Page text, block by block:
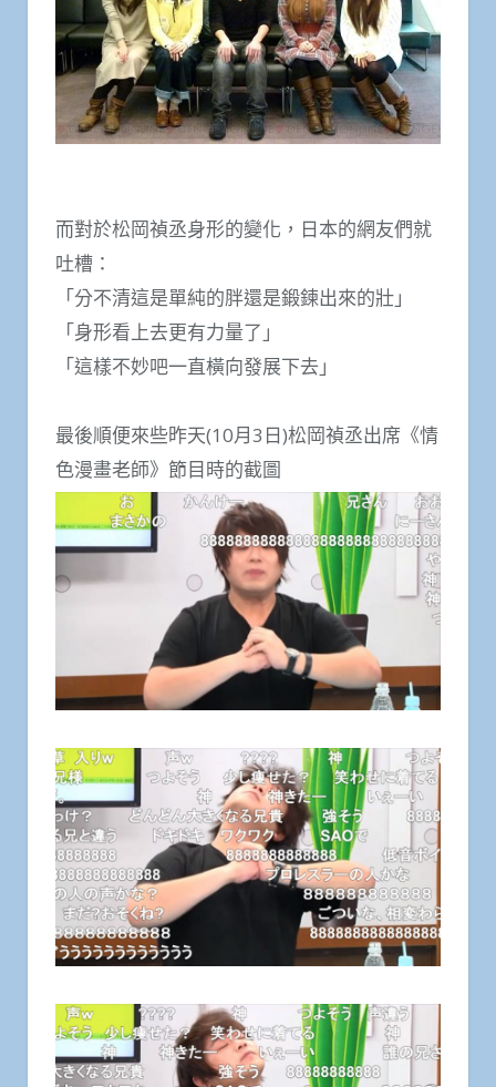
而對於松岡禎丞身形的變化，日本的網友們就
吐槽：
「分不清這是單純的胖還是鍛鍊出來的壯」
「身形看上去更有力量了」
「這樣不妙吧一直橫向發展下去」
最後順便來些昨天(10月3日)松岡禎丞出席《情
色漫畫老師》節目時的截圖